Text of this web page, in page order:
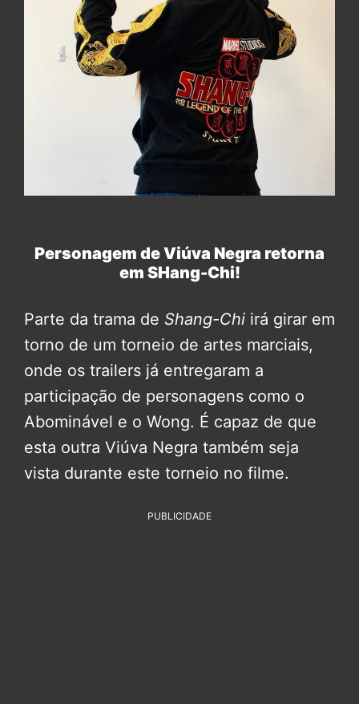
Personagem de Viúva Negra retorna
em SHang-Chi!
Parte da trama de Shang-Chi irá girar em
torno de um torneio de artes marciais,
onde os trailers já entregaram a
participação de personagens como o
Abominável e o Wong. É capaz de que
esta outra Viúva Negra também seja
vista durante este torneio no filme.
PUBLICIDADE